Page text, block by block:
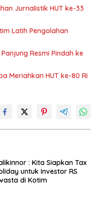
Jurnalistik HUT ke-33
Latih Pengolahan
Resmi Pindah ke
Meriahkan HUT ke-80 RI
: Kita Siapkan Tax
untuk Investor RS
di Kotim